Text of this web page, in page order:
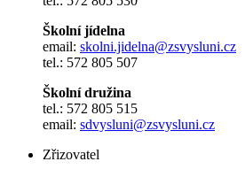
Školní jídelna
email: skolni.jidelna@zsvysluni.cz
tel.: 572 805 507
Školní družina
tel.: 572 805 515
email: sdvysluni@zsvysluni.cz
Zřizovatel